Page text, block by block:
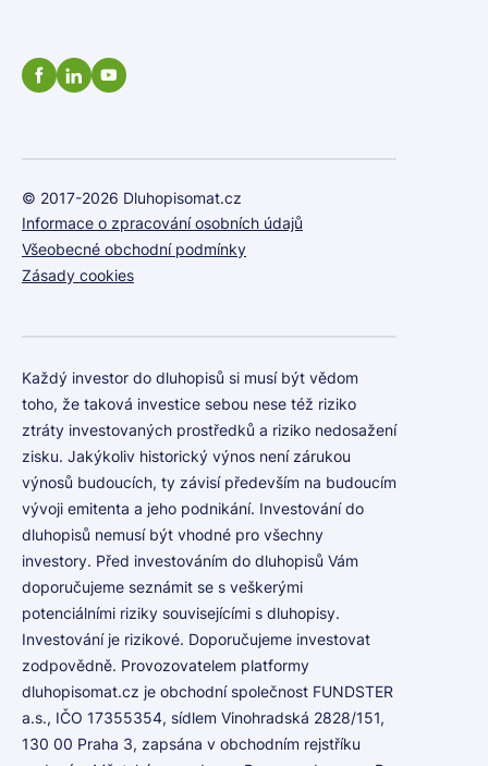
© 2017-2026 Dluhopisomat.cz
Informace o zpracování osobních údajů
Všeobecné obchodní podmínky
Zásady cookies
Každý investor do dluhopisů si musí být vědom
toho, že taková investice sebou nese též riziko
ztráty investovaných prostředků a riziko nedosažení
zisku. Jakýkoliv historický výnos není zárukou
výnosů budoucích, ty závisí především na budoucím
vývoji emitenta a jeho podnikání. Investování do
dluhopisů nemusí být vhodné pro všechny
investory. Před investováním do dluhopisů Vám
doporučujeme seznámit se s veškerými
potenciálními riziky souvisejícími s dluhopisy.
Investování je rizikové. Doporučujeme investovat
zodpovědně. Provozovatelem platformy
dluhopisomat.cz je obchodní společnost FUNDSTER
a.s., IČO 17355354, sídlem Vinohradská 2828/151,
130 00 Praha 3, zapsána v obchodním rejstříku